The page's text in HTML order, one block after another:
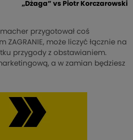
„Dżaga” vs Piotr Korczarowski
przygotował coś
może liczyć łącznie na
przygody z obstawianiem.
a w zamian będziesz